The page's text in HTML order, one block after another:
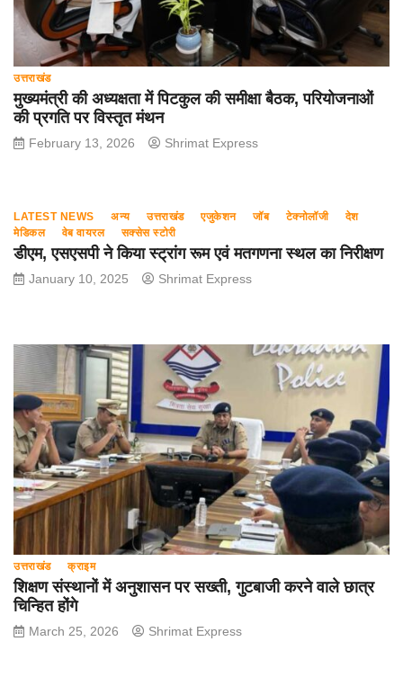
उत्तराखंड
मुख्यमंत्री की अध्यक्षता में पिटकुल की समीक्षा बैठक, परियोजनाओं
की प्रगति पर विस्तृत मंथन
February 13, 2026 Shrimat Express
LATEST NEWS अन्य उत्तराखंड एजुकेशन जॉब टेक्नोलॉजी
देश
मेडिकल
वेब वायरल सक्सेस स्टोरी
डीएम, एसएसपी ने किया स्ट्रांग रूम एवं मतगणना स्थल का निरीक्षण
January 10, 2025 Shrimat Express
उत्तराखंड क्राइम
शिक्षण संस्थानों में अनुशासन पर सख्ती, गुटबाजी करने वाले छात्र
चिन्हित होंगे
March 25, 2026 Shrimat Express